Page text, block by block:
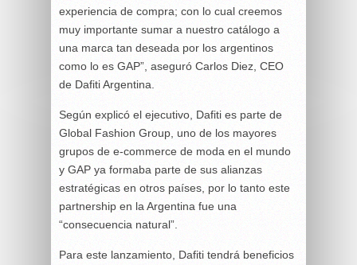
experiencia de compra; con lo cual creemos
muy importante sumar a nuestro catálogo a
una marca tan deseada por los argentinos
como lo es GAP”, aseguró Carlos Diez, CEO
de Dafiti Argentina.
Según explicó el ejecutivo, Dafiti es parte de
Global Fashion Group, uno de los mayores
grupos de e-commerce de moda en el mundo
y GAP ya formaba parte de sus alianzas
estratégicas en otros países, por lo tanto este
partnership en la Argentina fue una
“consecuencia natural”.
Para este lanzamiento, Dafiti tendrá beneficios